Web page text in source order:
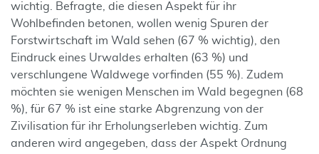
wichtig. Befragte, die diesen Aspekt für ihr
Wohlbefinden betonen, wollen wenig Spuren der
Forstwirtschaft im Wald sehen (67 % wichtig), den
Eindruck eines Urwaldes erhalten (63 %) und
verschlungene Waldwege vorfinden (55 %). Zudem
möchten sie wenigen Menschen im Wald begegnen (68
%), für 67 % ist eine starke Abgrenzung von der
Zivilisation für ihr Erholungserleben wichtig. Zum
anderen wird angegeben, dass der Aspekt Ordnung